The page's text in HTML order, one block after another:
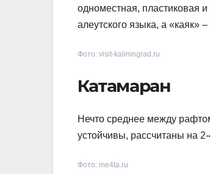
одноместная, пластиковая
алеутского языка, а «каяк» –
Фото: visit-kaliningrad.ru
Катамаран
Нечто среднее между
устойчивы, рассчитаны на
Фото: me4ta.ru